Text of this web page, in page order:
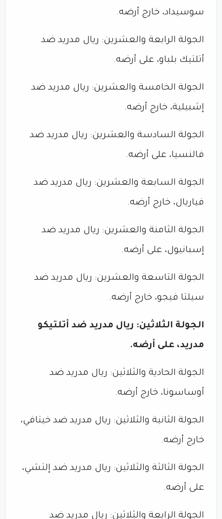
سوسيداد، خارج أرضه.
الجولة الرابعة والعشرين: ريال مدريد ضد
أتلتيك بلباو، على أرضه.
الجولة الخامسة والعشرين: ريال مدريد ضد
إشبيلية، خارج أرضه.
الجولة السادسة والعشرين: ريال مدريد ضد
فالنسيا، على أرضه.
الجولة السابعة والعشرين: ريال مدريد ضد
فياريال، خارج أرضه.
الجولة الثامنة والعشرين: ريال مدريد ضد
إسبانيول، على أرضه.
الجولة التاسعة والعشرين: ريال مدريد ضد
سيلتا فيجو، خارج أرضه.
الجولة الثلاثين: ريال مدريد ضد أتلتيكو
مدريد، على أرضه.
الجولة الحادية والثلاثين: ريال مدريد ضد
أوساسونا، خارج أرضه.
الجولة الثانية والثلاثين: ريال مدريد ضد خيتافي،
خارج أرضه.
الجولة الثالثة والثلاثين: ريال مدريد ضد إلتشي،
على أرضه.
الجولة الرابعة والثلاثين: ريال مدريد ضد